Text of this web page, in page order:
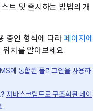
트 및 출시하는 방법의 개
중인 형식에 따라 페이지에
위치를 알아보세요.
에 통합된 플러그인을 사용하
자바스크립트로 구조화된 데이
.